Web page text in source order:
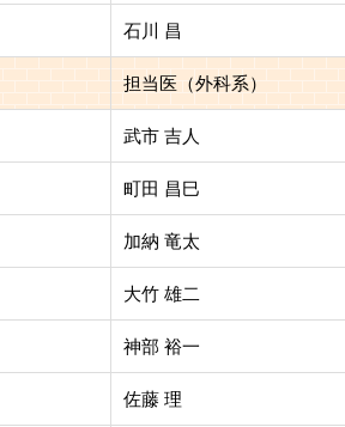
石川 昌
担当医（外科系）
武市 吉人
町田 昌巳
加納 竜太
大竹 雄二
神部 裕一
佐藤 理